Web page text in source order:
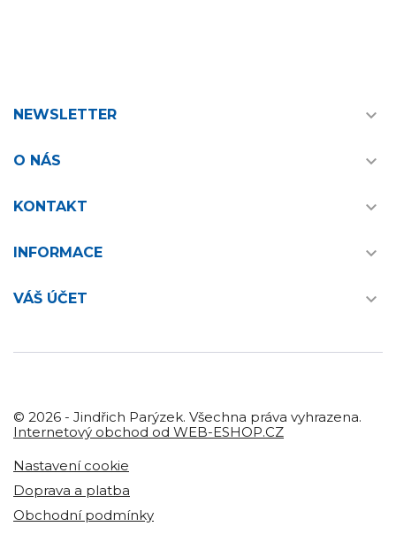
NEWSLETTER 
O NÁS 
KONTAKT 
INFORMACE 
VÁŠ ÚČET 
© 2026 - Jindřich Parýzek. Všechna práva vyhrazena.
Internetový obchod od WEB-ESHOP.CZ
Nastavení cookie
Doprava a platba
Obchodní podmínky